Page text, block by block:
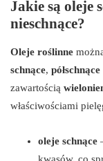
Jakie są oleje
nieschnące?
Oleje roślinne
schnące, półschnące
zawartością
właściwościami
oleje schnące
kwasów, co